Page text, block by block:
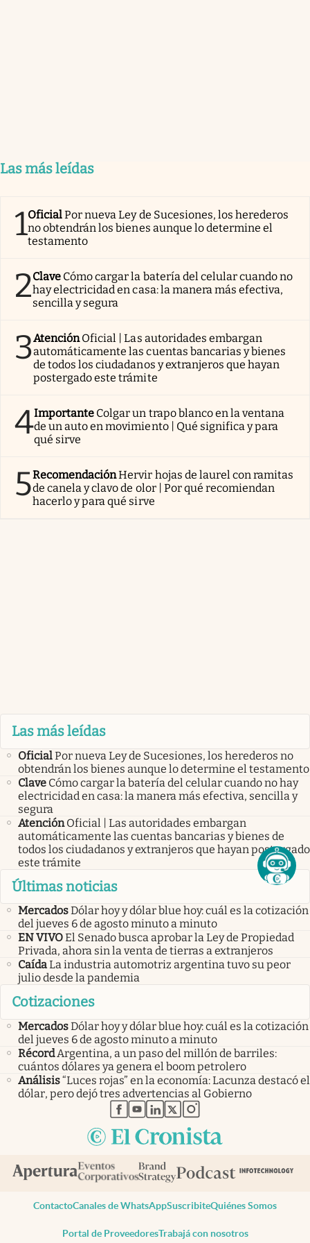
Las más leídas
1OficialPor nueva Ley de Sucesiones, los herederos
no obtendrán los bienes aunque lo determine el
testamento
2Clave Cómo cargar la batería del celular cuando no
hay electricidad en casa: la manera más efectiva,
sencilla y segura
3AtenciónOficial | Las autoridades embargan
automáticamente las cuentas bancarias y bienes
de todos los ciudadanos y extranjeros que hayan
postergado este trámite
4Importante Colgar un trapo blanco en la ventana
de un auto en movimiento | Qué significa y para
qué sirve
5RecomendaciónHervir hojas de laurel con ramitas
de canela y clavo de olor | Por qué recomiendan
hacerlo y para qué sirve
Las más leídas
OficialPor nueva Ley de Sucesiones, los herederos no
obtendrán los bienes aunque lo determine el testamento
Clave Cómo cargar la batería del celular cuando no hay
electricidad en casa: la manera más efectiva, sencilla y
segura
Atención Oficial | Las autoridades embargan
automáticamente las cuentas bancarias y bienes de
todos los ciudadanos y extranjeros que hayan postergado
este trámite
Últimas noticias
MercadosDólar hoy y dólar blue hoy: cuál es la cotización
del jueves 6 de agosto minuto a minuto
EN VIVOEl Senado busca aprobar la Ley de Propiedad
Privada, ahora sin la venta de tierras a extranjeros
CaídaLa industria automotriz argentina tuvo su peor
julio desde la pandemia
Cotizaciones
MercadosDólar hoy y dólar blue hoy: cuál es la cotización
del jueves 6 de agosto minuto a minuto
Récord Argentina, a un paso del millón de barriles:
cuántos dólares ya genera el boom petrolero
Análisis“Luces rojas” en la economía: Lacunza destacó el
dólar, pero dejó tres advertencias al Gobierno
abre en nueva pestaña
abre en nueva pestaña
abre en nueva pestaña
abre en nueva pestaña
abre en nueva pestaña
ContactoCanales de WhatsAppSuscribiteQuiénes Somos
Portal de ProveedoresTrabajá con nosotros